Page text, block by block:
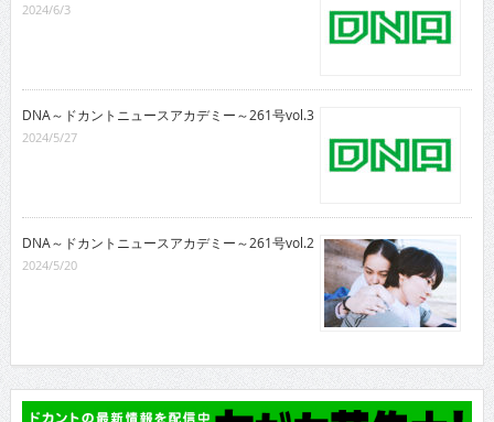
2024/6/3
DNA～ドカントニュースアカデミー～261号vol.3
2024/5/27
DNA～ドカントニュースアカデミー～261号vol.2
2024/5/20